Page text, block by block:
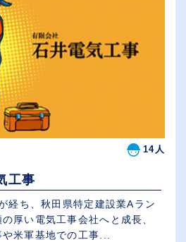
14人
工事
経ち、秋田県特定建設業Aラン
厚い電気工事会社へと成長、
米軍基地での工事...